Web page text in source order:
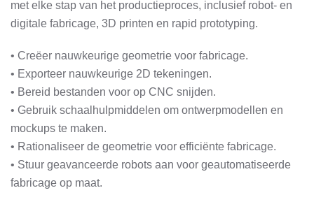
met elke stap van het productieproces, inclusief robot- en
digitale fabricage, 3D printen en rapid prototyping.
• Creëer nauwkeurige geometrie voor fabricage.
• Exporteer nauwkeurige 2D tekeningen.
• Bereid bestanden voor op CNC snijden.
• Gebruik schaalhulpmiddelen om ontwerpmodellen en
mockups te maken.
• Rationaliseer de geometrie voor efficiënte fabricage.
• Stuur geavanceerde robots aan voor geautomatiseerde
fabricage op maat.